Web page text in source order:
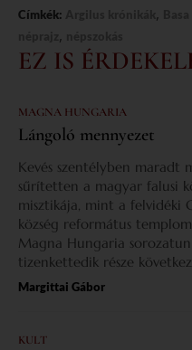
Címkék: ,
,
EZ IS
MAGNA HUNGARIA
Lángoló mennyezet
Kevés szentélyben maradt
sűrítetten a magyar falusi
misztikája, mint a felvidéki
község református
Magna Hungaria
tizenkettedik része
Margittai Gábor
KULT